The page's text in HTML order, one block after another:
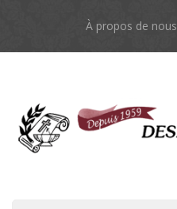
À propos de nous